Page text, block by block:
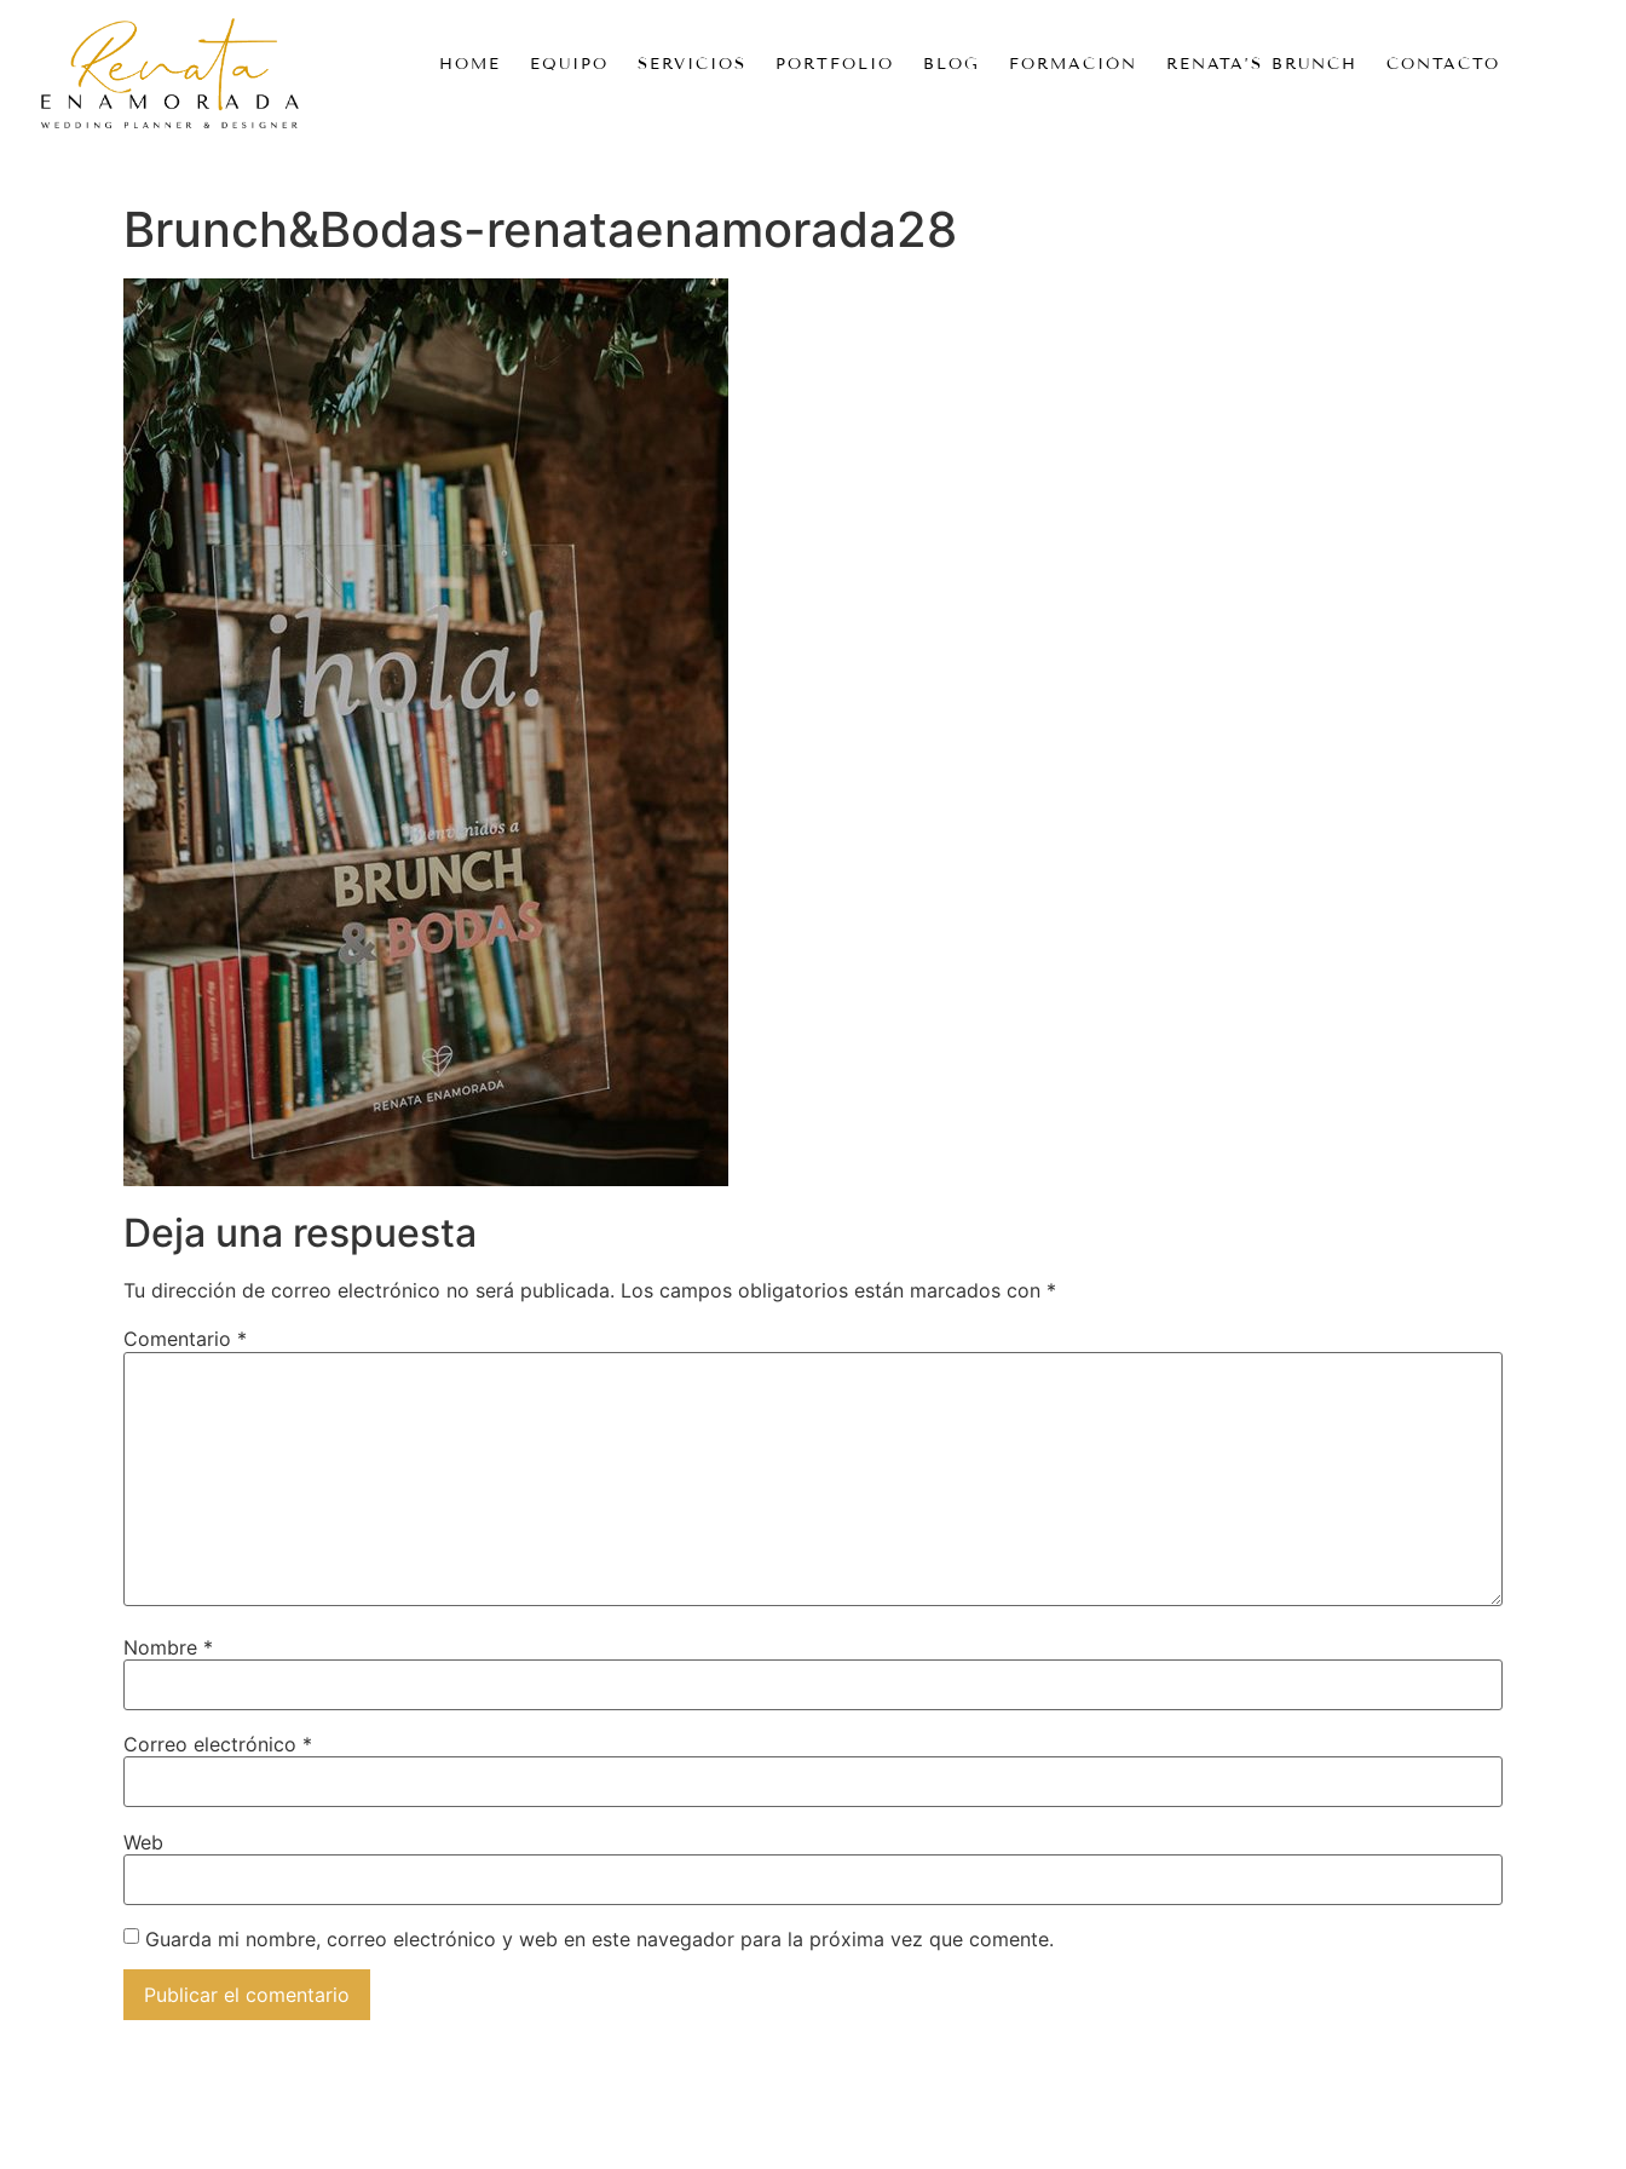
HOME EQUIPO SERVICIOS PORTFOLIO BLOG FORMACIÓN RENATA’S BRUNCH CONTACTO
Brunch&Bodas-renataenamorada28
Deja una respuesta
Tu dirección de correo electrónico no será publicada. Los campos obligatorios están marcados con *
Comentario *
Nombre *
Correo electrónico *
Web
Guarda mi nombre, correo electrónico y web en este navegador para la próxima vez que comente.